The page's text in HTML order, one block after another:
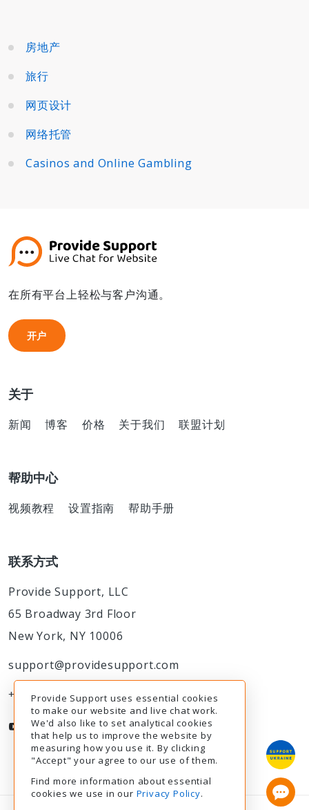
房地产
旅行
网页设计
网络托管
Casinos and Online Gambling
在所有平台上轻松与客户沟通。
开户
开户
关于
新闻 博客 价格 关于我们 联盟计划
帮助中心
视频教程 设置指南 帮助手册
联系方式
Provide Support, LLC
65 Broadway 3rd Floor
New York, NY 10006
support@providesupport.com
+1-888-777-9930
Provide Support uses essential cookies
to make our website and live chat work.
We'd also like to set analytical cookies
that help us to improve the website by
measuring how you use it. By clicking
"Accept" your agree to our use of them.
Find more information about essential
cookies we use in our Privacy Policy.